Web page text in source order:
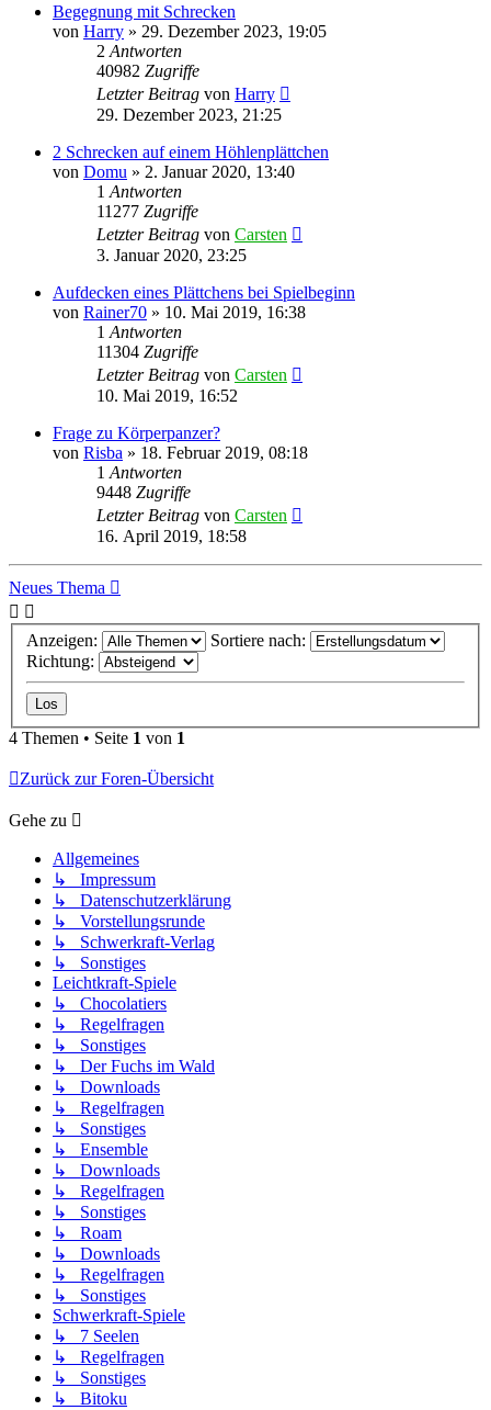
Begegnung mit Schrecken
von Harry » 29. Dezember 2023, 19:05
2 Antworten
40982 Zugriffe
Letzter Beitrag von Harry
29. Dezember 2023, 21:25
2 Schrecken auf einem Höhlenplättchen
von Domu » 2. Januar 2020, 13:40
1 Antworten
11277 Zugriffe
Letzter Beitrag von Carsten
3. Januar 2020, 23:25
Aufdecken eines Plättchens bei Spielbeginn
von Rainer70 » 10. Mai 2019, 16:38
1 Antworten
11304 Zugriffe
Letzter Beitrag von Carsten
10. Mai 2019, 16:52
Frage zu Körperpanzer?
von Risba » 18. Februar 2019, 08:18
1 Antworten
9448 Zugriffe
Letzter Beitrag von Carsten
16. April 2019, 18:58
Neues Thema
Anzeigen:
Sortiere nach:
Richtung:
4 Themen • Seite 1 von 1
Zurück zur Foren-Übersicht
Gehe zu
Allgemeines
↳ Impressum
↳ Datenschutzerklärung
↳ Vorstellungsrunde
↳ Schwerkraft-Verlag
↳ Sonstiges
Leichtkraft-Spiele
↳ Chocolatiers
↳ Regelfragen
↳ Sonstiges
↳ Der Fuchs im Wald
↳ Downloads
↳ Regelfragen
↳ Sonstiges
↳ Ensemble
↳ Downloads
↳ Regelfragen
↳ Sonstiges
↳ Roam
↳ Downloads
↳ Regelfragen
↳ Sonstiges
Schwerkraft-Spiele
↳ 7 Seelen
↳ Regelfragen
↳ Sonstiges
↳ Bitoku